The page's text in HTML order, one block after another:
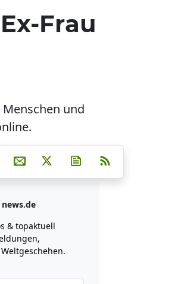
Frau
und
hinzufügen
Teilen auf Facebook
Teilen auf Whatsapp
Teilen auf Telegram
auf Pinterest
Per E-Mail teilen
Post auf XNewsletter
& topaktuell